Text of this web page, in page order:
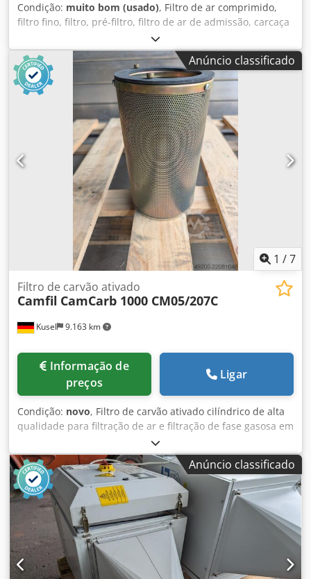
Condição: muito bom (usado), Filtro de ar comprimido,
filtro fino, filtro, pré-filtro, filtro de ar de admissão, carcaça
do filtro de ar, carcaça de filtro de ar, filtro de ar do
gerador Dedspyk Itspfx Af Eowa - Fabricante: Donaldson,
filtro de ar tipo Duralife SMP 18 1045 Ovp - Quantidade: 8x
filtros de ar disponíveis - Preço: por peça - Dimensão da
embalagem: 265/265/H280 mm - Peso: 1,8 kg/unidade
Anúncio classificado
1 /7
Kusel 9.163 km
Filtro de carvão ativado
Camfil CamCarb 1000 CM05/207C
preços
Ligar
Condição: novo, Filtro de carvão ativado cilíndrico de alta
qualidade para filtração de ar e filtração de fase gasosa em
sistemas de ventilação, climatização e ar de processo.
Adequado para a redução de odores e poluentes gasosos.
Fabricante: Camfil Linha de produtos: CamCarb Tipo: 1000
CM05/207C Número do artigo: 56000101 Construção: filtro
cilíndrico Tipo de filtro: filtro de carvão ativado Aplicação:
filtração de fase gasosa Execução: filtro cilíndrico CamCarb
Dodezb Nu Ejpfx Af Eswa Estado: NOS
Anúncio classificado